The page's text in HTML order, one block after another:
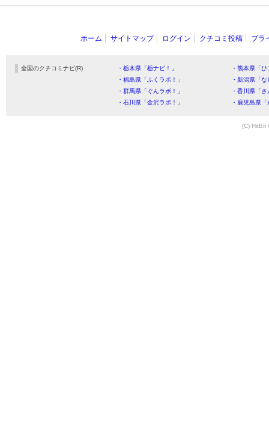
ホーム サイトマップ ログイン クチコミ投稿 プラ
全国のクチコミナビ(R) ・栃木県「栃ナビ！」
・熊本県「
・福島県「ふくラボ！」
・新潟県「
・群馬県「ぐんラボ！」
・香川県「
・石川県「金沢ラボ！」
・鹿児島県
(C) HitBit